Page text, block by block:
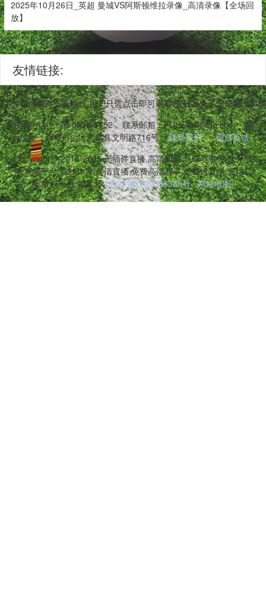
2025年10月26日_英超 曼城VS阿斯顿维拉录像_高清录像【全场回
放】
友情链接:
统的插件安装模式,用户只需点击即可观看,有效避免了安全隐
联系电话：176-0838-5752
联系邮箱：FUfcPGC@qq.com
联
系地址：西藏自治区凤凰县文明路716号
联系我们
留言反馈
Copyright © 2016-2025 无插件直播,高清NBA,足球赛事,极速无插
件,观看平台,在线体育,高清直播,免费高清赛事,低延迟直播,篮球视
频 版权所有 备案号:川ICP备2020036383号 网站地图